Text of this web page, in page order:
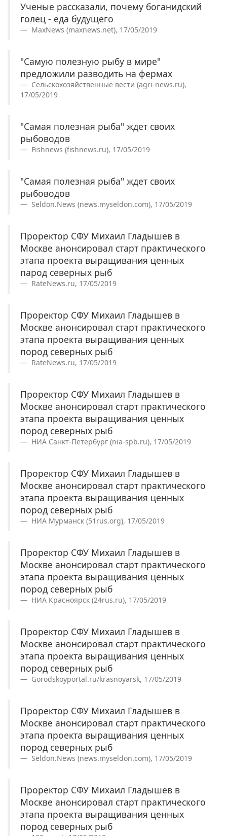
Ученые рассказали, почему боганидский
голец - еда будущего
MaxNews (maxnews.net), 17/05/2019
"Самую полезную рыбу в мире"
предложили разводить на фермах
Сельскохозяйственные вести (agri-news.ru),
17/05/2019
"Самая полезная рыба" ждет своих
рыбоводов
Fishnews (fishnews.ru), 17/05/2019
"Самая полезная рыба" ждет своих
рыбоводов
Seldon.News (news.myseldon.com), 17/05/2019
Проректор СФУ Михаил Гладышев в
Москве анонсировал старт практического
этапа проекта выращивания ценных
парод северных рыб
RateNews.ru, 17/05/2019
Проректор СФУ Михаил Гладышев в
Москве анонсировал старт практического
этапа проекта выращивания ценных
пород северных рыб
RateNews.ru, 17/05/2019
Проректор СФУ Михаил Гладышев в
Москве анонсировал старт практического
этапа проекта выращивания ценных
пород северных рыб
НИА Санкт-Петербург (nia-spb.ru), 17/05/2019
Проректор СФУ Михаил Гладышев в
Москве анонсировал старт практического
этапа проекта выращивания ценных
пород северных рыб
НИА Мурманск (51rus.org), 17/05/2019
Проректор СФУ Михаил Гладышев в
Москве анонсировал старт практического
этапа проекта выращивания ценных
пород северных рыб
НИА Красноярск (24rus.ru), 17/05/2019
Проректор СФУ Михаил Гладышев в
Москве анонсировал старт практического
этапа проекта выращивания ценных
пород северных рыб
Gorodskoyportal.ru/krasnoyarsk, 17/05/2019
Проректор СФУ Михаил Гладышев в
Москве анонсировал старт практического
этапа проекта выращивания ценных
пород северных рыб
Seldon.News (news.myseldon.com), 17/05/2019
Проректор СФУ Михаил Гладышев в
Москве анонсировал старт практического
этапа проекта выращивания ценных
пород северных рыб